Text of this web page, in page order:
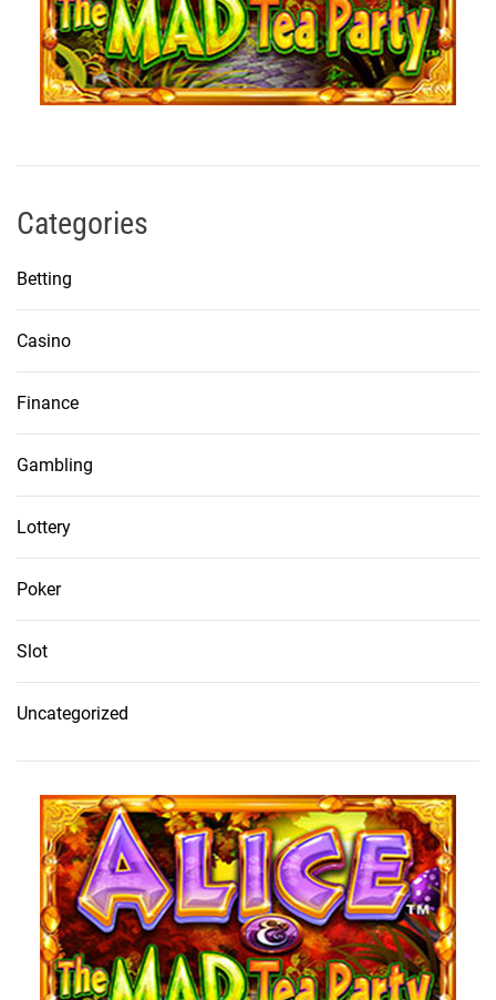
Categories
Betting
Casino
Finance
Gambling
Lottery
Poker
Slot
Uncategorized